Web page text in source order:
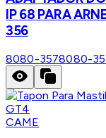
IP 68 PARA
356
8080-3578080-
CAME